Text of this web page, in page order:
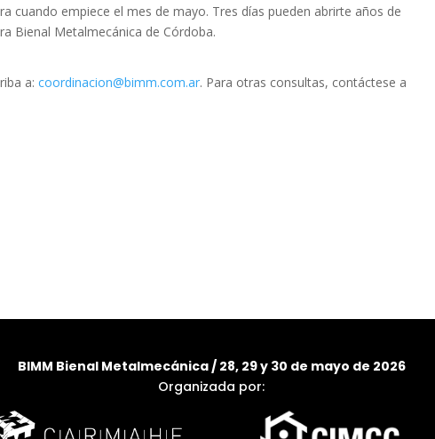
cuando empiece el mes de mayo. Tres días pueden abrirte años de
Bienal Metalmecánica de Córdoba.
a:coordinacion@bimm.com.ar. Para otras consultas, contáctese a
BIMM Bienal Metalmecánica / 28, 29 y 30 de mayo de 2026
Organizada por: